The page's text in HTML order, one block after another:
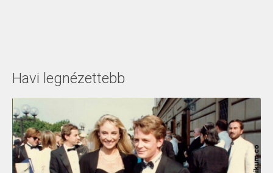
Havi legnézettebb